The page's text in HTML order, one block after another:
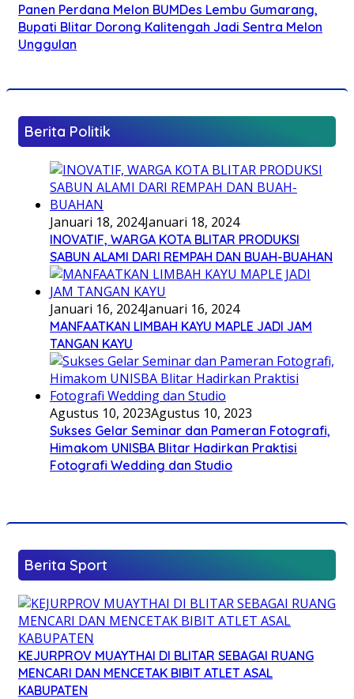
Panen Perdana Melon BUMDes Lembu Gumarang,
Bupati Blitar Dorong Kalitengah Jadi Sentra Melon
Unggulan
Berita Politik
Januari 18, 2024Januari 18, 2024
INOVATIF, WARGA KOTA BLITAR PRODUKSI
SABUN ALAMI DARI REMPAH DAN BUAH-BUAHAN
Januari 16, 2024Januari 16, 2024
MANFAATKAN LIMBAH KAYU MAPLE JADI JAM
TANGAN KAYU
Agustus 10, 2023Agustus 10, 2023
Sukses Gelar Seminar dan Pameran Fotografi,
Himakom UNISBA Blitar Hadirkan Praktisi
Fotografi Wedding dan Studio
Berita Sport
KEJURPROV MUAYTHAI DI BLITAR SEBAGAI RUANG
MENCARI DAN MENCETAK BIBIT ATLET ASAL
KABUPATEN